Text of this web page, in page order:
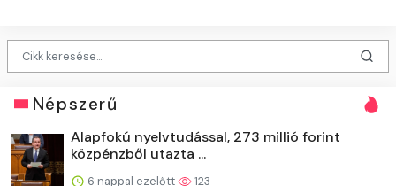
Népszerű
Alapfokú nyelvtudással, 273 millió forint
közpénzből utazta ...
6 nappal ezelőtt 123